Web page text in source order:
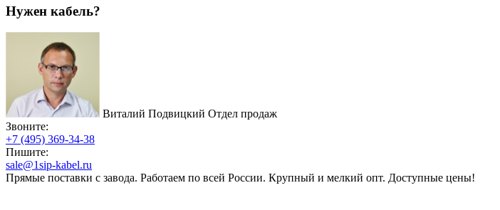
Нужен кабель?
Виталий Подвицкий Отдел продаж
Звоните:
+7 (495) 369-34-38
Пишите:
sale@1sip-kabel.ru
Прямые поставки с завода. Работаем по всей России. Крупный и мелкий опт. Доступные цены!